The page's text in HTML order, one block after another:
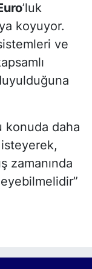
’luk
koyuyor.
ve
konuda daha
zamanında